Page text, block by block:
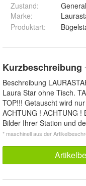
Zustand:
Marke:
Produktart:
Kurzbeschreibung *
Beschreibung
Laura Star ohne Tisch.
TOP!!! Getauscht wird
ACHTUNG ! ACHTUNG
Bilder Ihrer Station und
* maschinell aus der